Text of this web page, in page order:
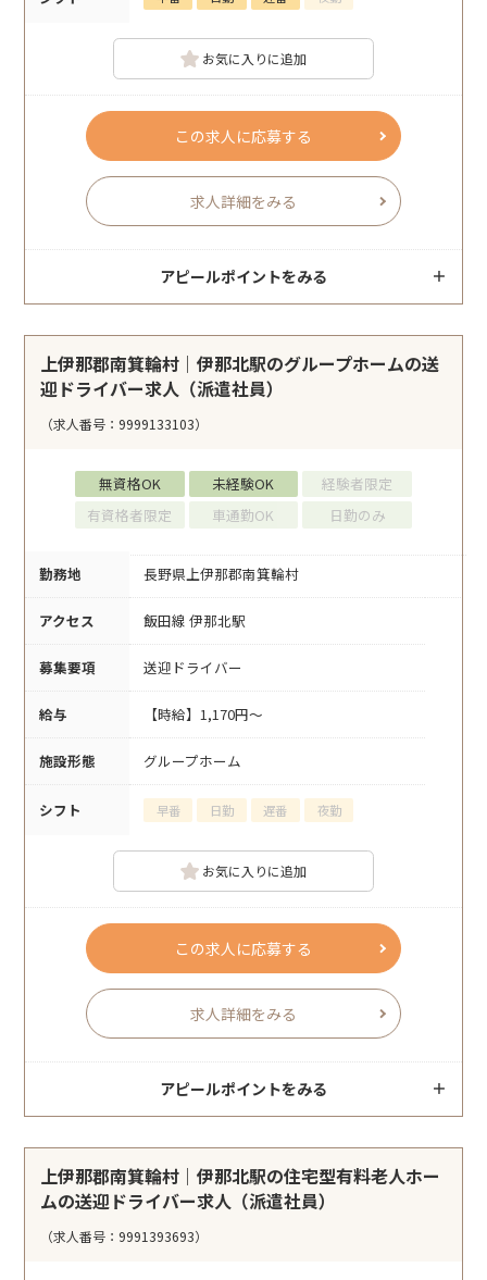
お気に入りに追加
この求人に応募する
求人詳細をみる
アピールポイントをみる
上伊那郡南箕輪村｜伊那北駅のグループホームの送
迎ドライバー求人（派遣社員）
（求人番号：9999133103）
無資格OK 未経験OK
経験者限定
有資格者限定
車通勤OK 日勤のみ
勤務地 長野県上伊那郡南箕輪村
アクセス 飯田線 伊那北駅
募集要項 送迎ドライバー
給与 【時給】1,170円～
施設形態 グループホーム
シフト 早番 日勤 遅番 夜勤
お気に入りに追加
この求人に応募する
求人詳細をみる
アピールポイントをみる
上伊那郡南箕輪村｜伊那北駅の住宅型有料老人ホー
ムの送迎ドライバー求人（派遣社員）
（求人番号：9991393693）